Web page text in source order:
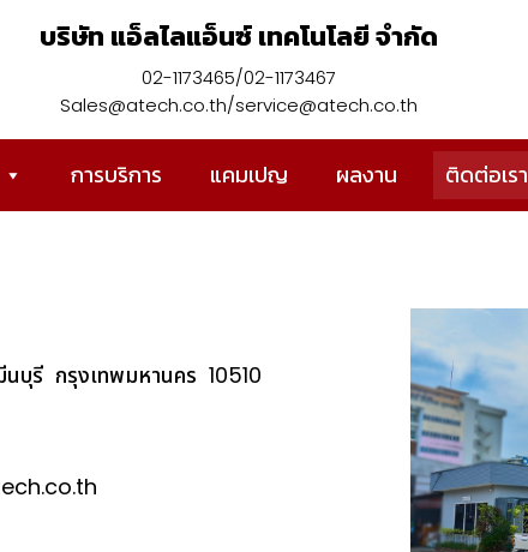
บริษัท แอ็ลไลแอ็นซ์ เทคโนโลยี จำกัด
02-1173465/02-1173467
Sales@atech.co.th/service@atech.co.th
การบริการ แคมเปญ ผลงาน ติดต่อเรา
นบุรี กรุงเทพมหานคร 10510